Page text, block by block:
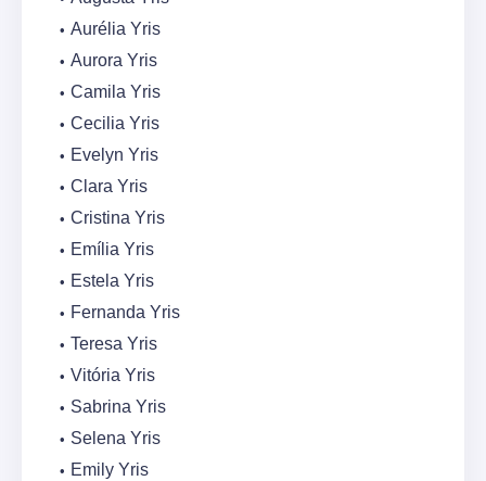
Aurélia Yris
Aurora Yris
Camila Yris
Cecilia Yris
Evelyn Yris
Clara Yris
Cristina Yris
Emília Yris
Estela Yris
Fernanda Yris
Teresa Yris
Vitória Yris
Sabrina Yris
Selena Yris
Emily Yris